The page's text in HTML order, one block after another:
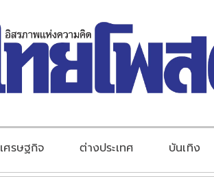
เศรษฐกิจ ต่างประเทศ บันเทิง